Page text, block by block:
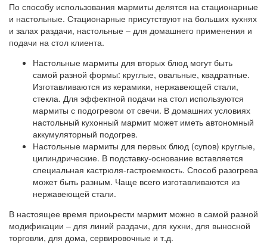
По способу использования мармиты делятся на стационарные
и настольные. Стационарные присутствуют на больших кухнях
и залах раздачи, настольные – для домашнего применения и
подачи на стол клиента.
Настольные мармиты для вторых блюд могут быть
самой разной формы: круглые, овальные, квадратные.
Изготавливаются из керамики, нержавеющей стали,
стекла. Для эффектной подачи на стол используются
мармиты с подогревом от свечи. В домашних условиях
настольный кухонный мармит может иметь автономный
аккумуляторный подогрев.
Настольные мармиты для первых блюд (супов) круглые,
цилиндрические. В подставку-основание вставляется
специальная кастрюля-гастроемкость. Способ разогрева
может быть разным. Чаще всего изготавливаются из
нержавеющей стали.
В настоящее время приоьрести мармит можно в самой разной
модификации – для линий раздачи, для кухни, для выносной
торговли, для дома, сервировочные и т.д.